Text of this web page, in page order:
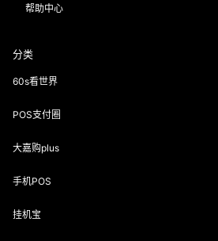
帮助中心
分类
60s看世界
POS支付圈
大嘉购plus
手机POS
挂机宝